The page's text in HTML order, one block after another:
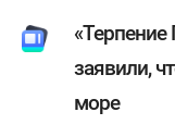
«Терпение
заявили,
море